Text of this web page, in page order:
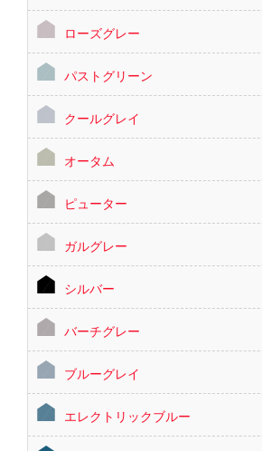
ローズグレー
パストグリーン
クールグレイ
オータム
ピューター
ガルグレー
シルバー
バーチグレー
ブルーグレイ
エレクトリックブルー